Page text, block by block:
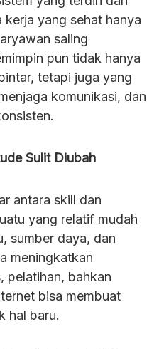
yang sehat hanya
saling
pun tidak hanya
tetapi juga yang
komunikasi, dan
Sulit Diubah
antara skill dan
yang relatif mudah
sumber daya, dan
meningkatkan
pelatihan, bahkan
bisa membuat
hal baru.